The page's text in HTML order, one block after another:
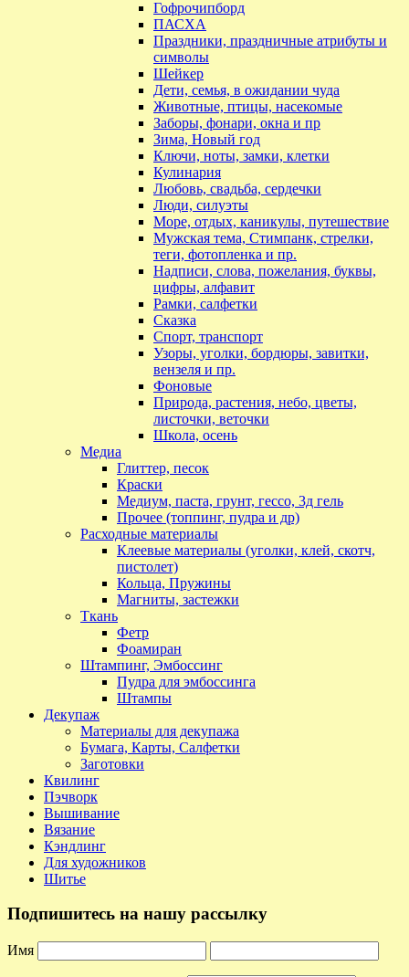
Гофрочипборд
ПАСХА
Праздники, праздничные атрибуты и
символы
Шейкер
Дети, семья, в ожидании чуда
Животные, птицы, насекомые
Заборы, фонари, окна и пр
Зима, Новый год
Ключи, ноты, замки, клетки
Кулинария
Любовь, свадьба, сердечки
Люди, силуэты
Море, отдых, каникулы, путешествие
Мужская тема, Стимпанк, стрелки,
теги, фотопленка и пр.
Надписи, слова, пожелания, буквы,
цифры, алфавит
Рамки, салфетки
Сказка
Спорт, транспорт
Узоры, уголки, бордюры, завитки,
вензеля и пр.
Фоновые
Природа, растения, небо, цветы,
листочки, веточки
Школа, осень
Медиа
Глиттер, песок
Краски
Медиум, паста, грунт, гессо, 3д гель
Прочее (топпинг, пудра и др)
Расходные материалы
Клеевые материалы (уголки, клей, скотч,
пистолет)
Кольца, Пружины
Магниты, застежки
Ткань
Фетр
Фоамиран
Штампинг, Эмбоссинг
Пудра для эмбоссинга
Штампы
Декупаж
Материалы для декупажа
Бумага, Карты, Салфетки
Заготовки
Квилинг
Пэчворк
Вышивание
Вязание
Кэндлинг
Для художников
Шитье
Подпишитесь на нашу рассылку
Имя